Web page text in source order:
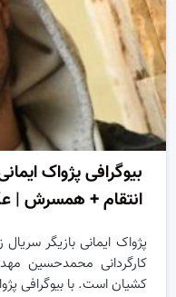
انتقام + همسرش
کارگردانی محمدحسین
کشیان است. با بیوگرافی